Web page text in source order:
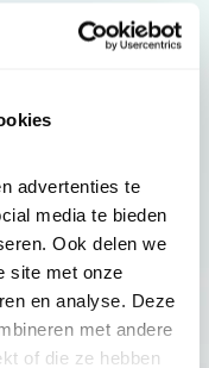
advertenties te
media te bieden
Ook delen we
site met onze
en analyse. Deze
met andere
of die ze hebben
acties en tips